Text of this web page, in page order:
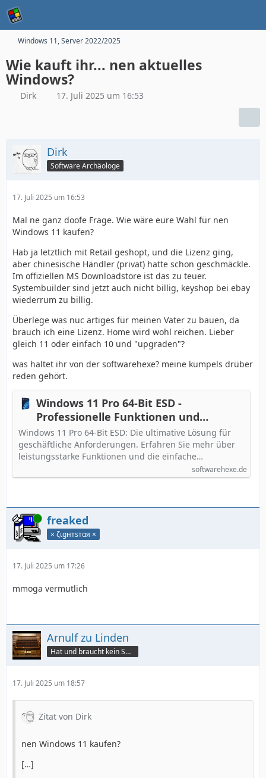
Windows 11, Server 2022/2025
Wie kauft ihr... nen aktuelles
Windows?
Dirk 17. Juli 2025 um 16:53
Dirk
Software Archäologe
17. Juli 2025 um 16:53
Mal ne ganz doofe Frage. Wie wäre eure Wahl für nen
Windows 11 kaufen?
Hab ja letztlich mit Retail geshopt, und die Lizenz ging,
aber chinesische Händler (privat) hatte schon geschmäckle.
Im offiziellen MS Downloadstore ist das zu teuer.
Systembuilder sind jetzt auch nicht billig, keyshop bei ebay
wiederrum zu billig.
Überlege was nuc artiges für meinen Vater zu bauen, da
brauch ich eine Lizenz. Home wird wohl reichen. Lieber
gleich 11 oder einfach 10 und "upgraden"?
was haltet ihr von der softwarehexe? meine kumpels drüber
reden gehört.
Windows 11 Pro 64-Bit ESD -
Professionelle Funktionen und
Installation für Unternehmen
Windows 11 Pro 64-Bit ESD: Die ultimative Lösung für
geschäftliche Anforderungen. Erfahren Sie mehr über
leistungsstarke Funktionen und die einfache…
softwarehexe.de
Online freaked
× ζιgнтѕтαя ×
17. Juli 2025 um 17:26
mmoga vermutlich
Arnulf zu Linden
Hat und braucht kein Smartphone!
17. Juli 2025 um 18:57
Zitat von Dirk
nen Windows 11 kaufen?
[…]